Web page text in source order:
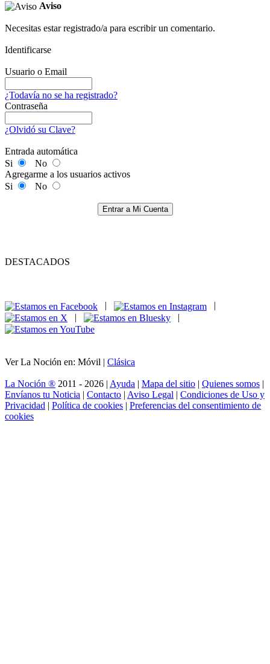
Aviso
Necesitas estar registrado/a para escribir un comentario.
Identificarse
Usuario o Email
¿Todavía no se ha registrado?
Contraseña
¿Olvidó su Clave?
Entrada automática
Si
No
Agregarme a los usuarios activos
Si
No
Entrar a Mi Cuenta
DESTACADOS
|
|
Ver La Noción en: Móvil | Clásica
La Noción ® 2011 - 2026 | Ayuda | Mapa del sitio | Quienes somos |
Envíanos tu Noticia | Contacto | Aviso Legal | Condiciones de Uso y
Privacidad | Política de cookies | Preferencias del consentimiento de
cookies